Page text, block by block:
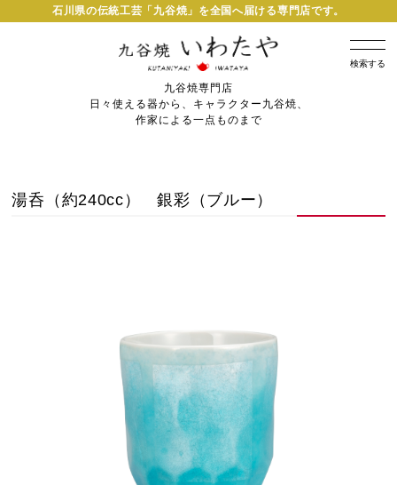
石川県の伝統工芸「九谷焼」を全国へ届ける専門店です。
検索する
九谷焼専門店
日々使える器から、キャラクター九谷焼、
作家による一点ものまで
湯呑（約240cc） 銀彩（ブルー）